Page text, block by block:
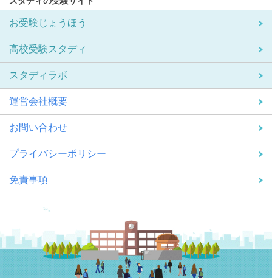
お受験じょうほう
高校受験スタディ
スタディラボ
運営会社概要
お問い合わせ
プライバシーポリシー
免責事項